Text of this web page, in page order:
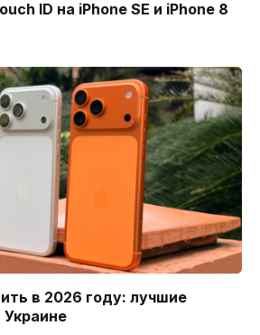
ID на iPhone SE и iPhone 8
в 2026 году: лучшие